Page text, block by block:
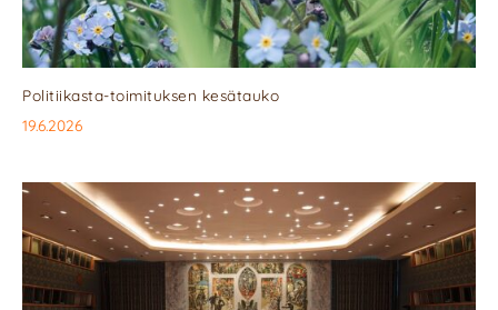
Politiikasta-toimituksen kesätauko
19.6.2026